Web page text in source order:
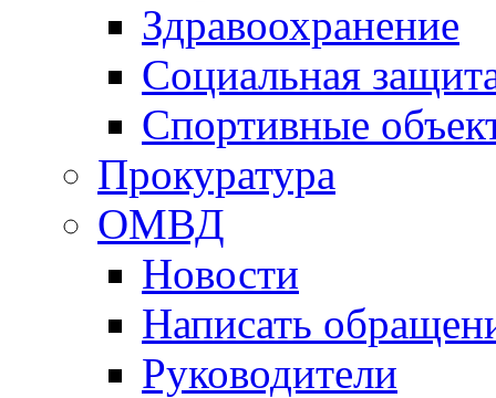
Здравоохранение
Социальная
Спортивные
Прокуратура
ОМВД
Новости
Написать
Руководители